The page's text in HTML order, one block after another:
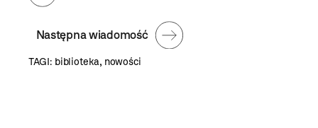
Następna wiadomość
TAGI: biblioteka, nowości